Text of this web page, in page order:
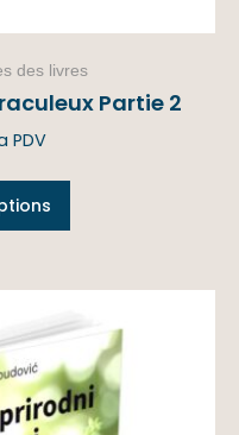
des livres
Partie 2
PDV